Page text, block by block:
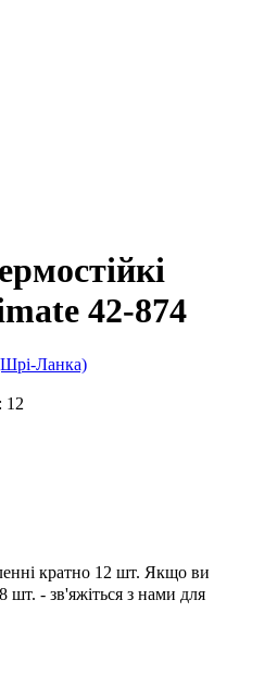
42-874
Ланка)
12
кратно 12 шт. Якщо ви
шт. - зв'яжіться з нами для